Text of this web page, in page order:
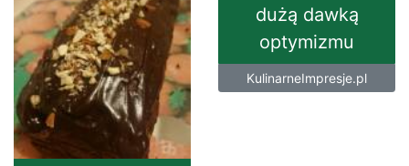
dużą dawką
optymizmu
KulinarneImpresje.pl